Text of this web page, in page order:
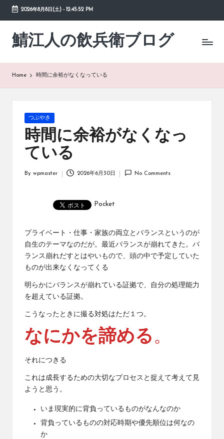
Skip
content
2026年8月8日(土)- 12:45:52 PM
鯖江人の飲兵衛ブログ
日々
の
Home 時間に余裕がなくなっている
Posted
in
つぶやき
時間に余裕がなくなっ
ている
By wpmaster 2026年6月30日 No Comments
Pocket
プライベート・仕事・家族の両立とバランスというのが
自生のテーマなのだが。最近バランスが崩れてきた。バ
ランス崩れだすとはやいもので、頭の中で予定していた
ものが出来なくなってくる
明らかにバランスが崩れている証拠で、自分の処理能力
を超えている証拠。
こうなったときに撮る対処はただ１つ。
なにかを諦める。
それにつきる
これは成長するための大切なプロセスと捉えて考えて見
ようと思う。
いま現実的に背負っているものがなんなのか
背負っているものの対応時期や優先順位は何なの
か